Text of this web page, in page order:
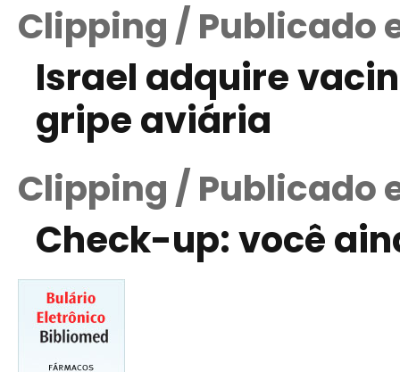
Clipping / Publicado
Israel adquire
gripe aviária
Clipping / Publicado
Check-up: você